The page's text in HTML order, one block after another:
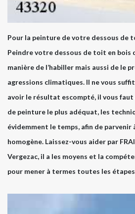
Pour la peinture de votre dessous de
Peindre votre dessous de toit en bois
manière de l’habiller mais aussi de le
agressions climatiques. Il ne vous
avoir le résultat escompté, il vous
de peinture le plus adéquat, les
évidemment le temps, afin de parvenir
homogène. Laissez-vous aider par
Vergezac, il a les moyens et la
pour mener à termes toutes les